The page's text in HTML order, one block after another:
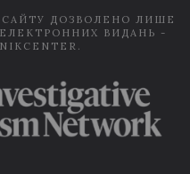
САЙТУ ДОЗВОЛЕНО ЛИШЕ
ВИДАНЬ -